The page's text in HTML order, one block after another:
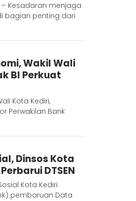
Kesadaran menjaga
bagian penting dari
Wakil Wali
BI Perkuat
Kota Kediri,
Perwakilan Bank
Dinsos Kota
DTSEN
Kota Kediri
pembaruan Data